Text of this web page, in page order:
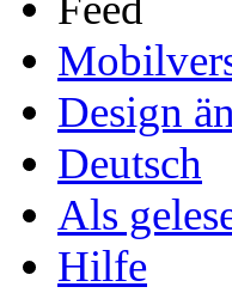
Design
Deutsch
Als
Hilfe